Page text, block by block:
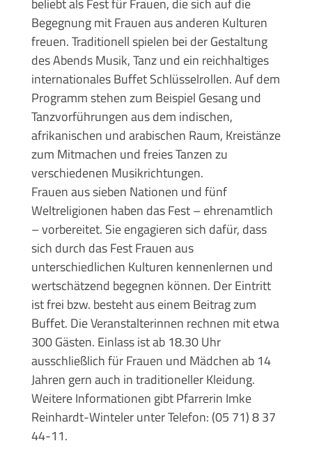
Begegnung mit Frauen aus anderen Kulturen
freuen. Traditionell spielen bei der Gestaltung
des Abends Musik, Tanz und ein reichhaltiges
internationales Buffet Schlüsselrollen. Auf dem
Programm stehen zum Beispiel Gesang und
Tanzvorführungen aus dem indischen,
afrikanischen und arabischen Raum, Kreistänze
zum Mitmachen und freies Tanzen zu
verschiedenen Musikrichtungen.
Frauen aus sieben Nationen und fünf
Weltreligionen haben das Fest – ehrenamtlich
– vorbereitet. Sie engagieren sich dafür, dass
sich durch das Fest Frauen aus
unterschiedlichen Kulturen kennenlernen und
wertschätzend begegnen können. Der Eintritt
ist frei bzw. besteht aus einem Beitrag zum
Buffet. Die Veranstalterinnen rechnen mit etwa
300 Gästen. Einlass ist ab 18.30 Uhr
ausschließlich für Frauen und Mädchen ab 14
Jahren gern auch in traditioneller Kleidung.
Weitere Informationen gibt Pfarrerin Imke
Reinhardt-Winteler unter Telefon: (05 71) 8 37
44-11.